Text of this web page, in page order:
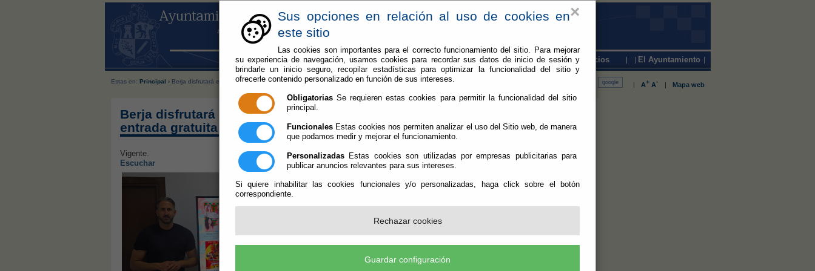
×
Sus opciones en relación al uso de cookies en
este sitio
Las cookies son importantes para el correcto funcionamiento del sitio. Para mejorar
su experiencia de navegación, usamos cookies para recordar sus datos de inicio de sesión y
brindarle un inicio seguro, recopilar estadísticas para optimizar la funcionalidad del sitio y
ofrecerle contenido personalizado en función de sus intereses.
Obligatorias Se requieren estas cookies para permitir la funcionalidad del sitio
principal.
Funcionales Estas cookies nos permiten analizar el uso del Sitio web, de manera
que podamos medir y mejorar el funcionamiento.
Personalizadas Estas cookies son utilizadas por empresas publicitarias para
publicar anuncios relevantes para sus intereses.
Si quiere inhabilitar las cookies funcionales y/o personalizadas, haga click sobre el botón
correspondiente.
Rechazar cookies
Guardar configuración
Vive en Berja Conoce Berja Servicios El Ayuntamiento
Estas en: Principal › Berja disfrutará este verano de siete noches de cine al aire libre con entrada gratuita | A+ A- | Mapa web
Berja disfrutará este verano de siete noches de cine al aire libre con
entrada gratuita
Vigente.
Escuchar
programación del Cine de Verano 2026, una propuesta
El ciclo continuará el jueves 2 de julio en Castala con